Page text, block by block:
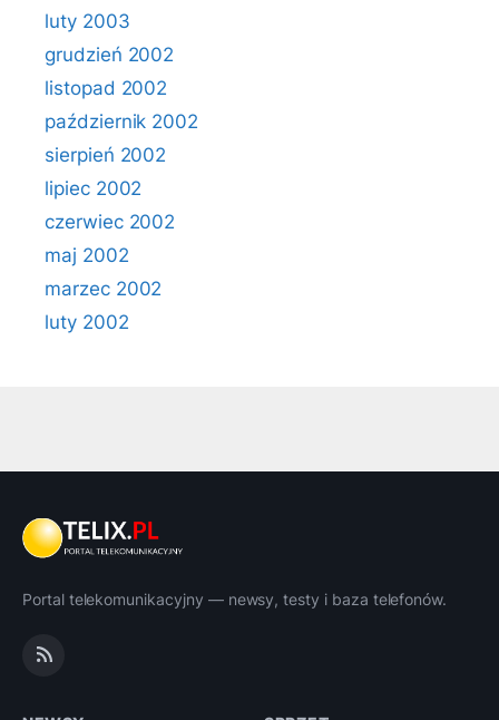
luty 2003
grudzień 2002
listopad 2002
październik 2002
sierpień 2002
lipiec 2002
czerwiec 2002
maj 2002
marzec 2002
luty 2002
Portal telekomunikacyjny — newsy, testy i baza telefonów.